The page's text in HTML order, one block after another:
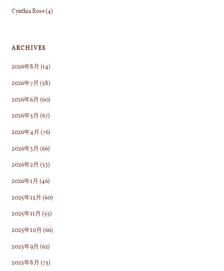
Cynthia Rose(4)
ARCHIVES
2026年8月 (14)
2026年7月 (58)
2026年6月 (60)
2026年5月 (67)
2026年4月 (76)
2026年3月 (66)
2026年2月 (53)
2026年1月 (46)
2025年12月 (60)
2025年11月 (55)
2025年10月 (66)
2025年9月 (62)
2025年8月 (75)